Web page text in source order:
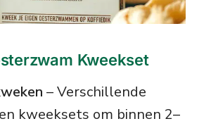
Kweekset
– Verschillende
kweeksets om binnen 2–